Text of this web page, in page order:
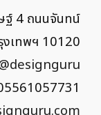
ฐ์ 4 ถนนจันทน์
งเทพฯ 10120